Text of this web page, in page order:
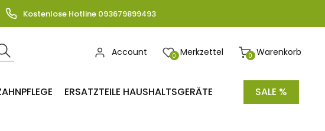
Kostenlose Hotline 093679899493
0 Warenkorb
0 Merkzettel
Account
ERSATZTEILE HAUSHALTSGERÄTE SALE %